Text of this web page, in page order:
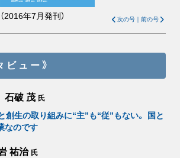
（2016年7月発刊） 次の号 ｜ 前の号
ビュー》
石破 茂 氏
創生の取り組みに“主”も“従”もない。 国と
なのです
祐治 氏